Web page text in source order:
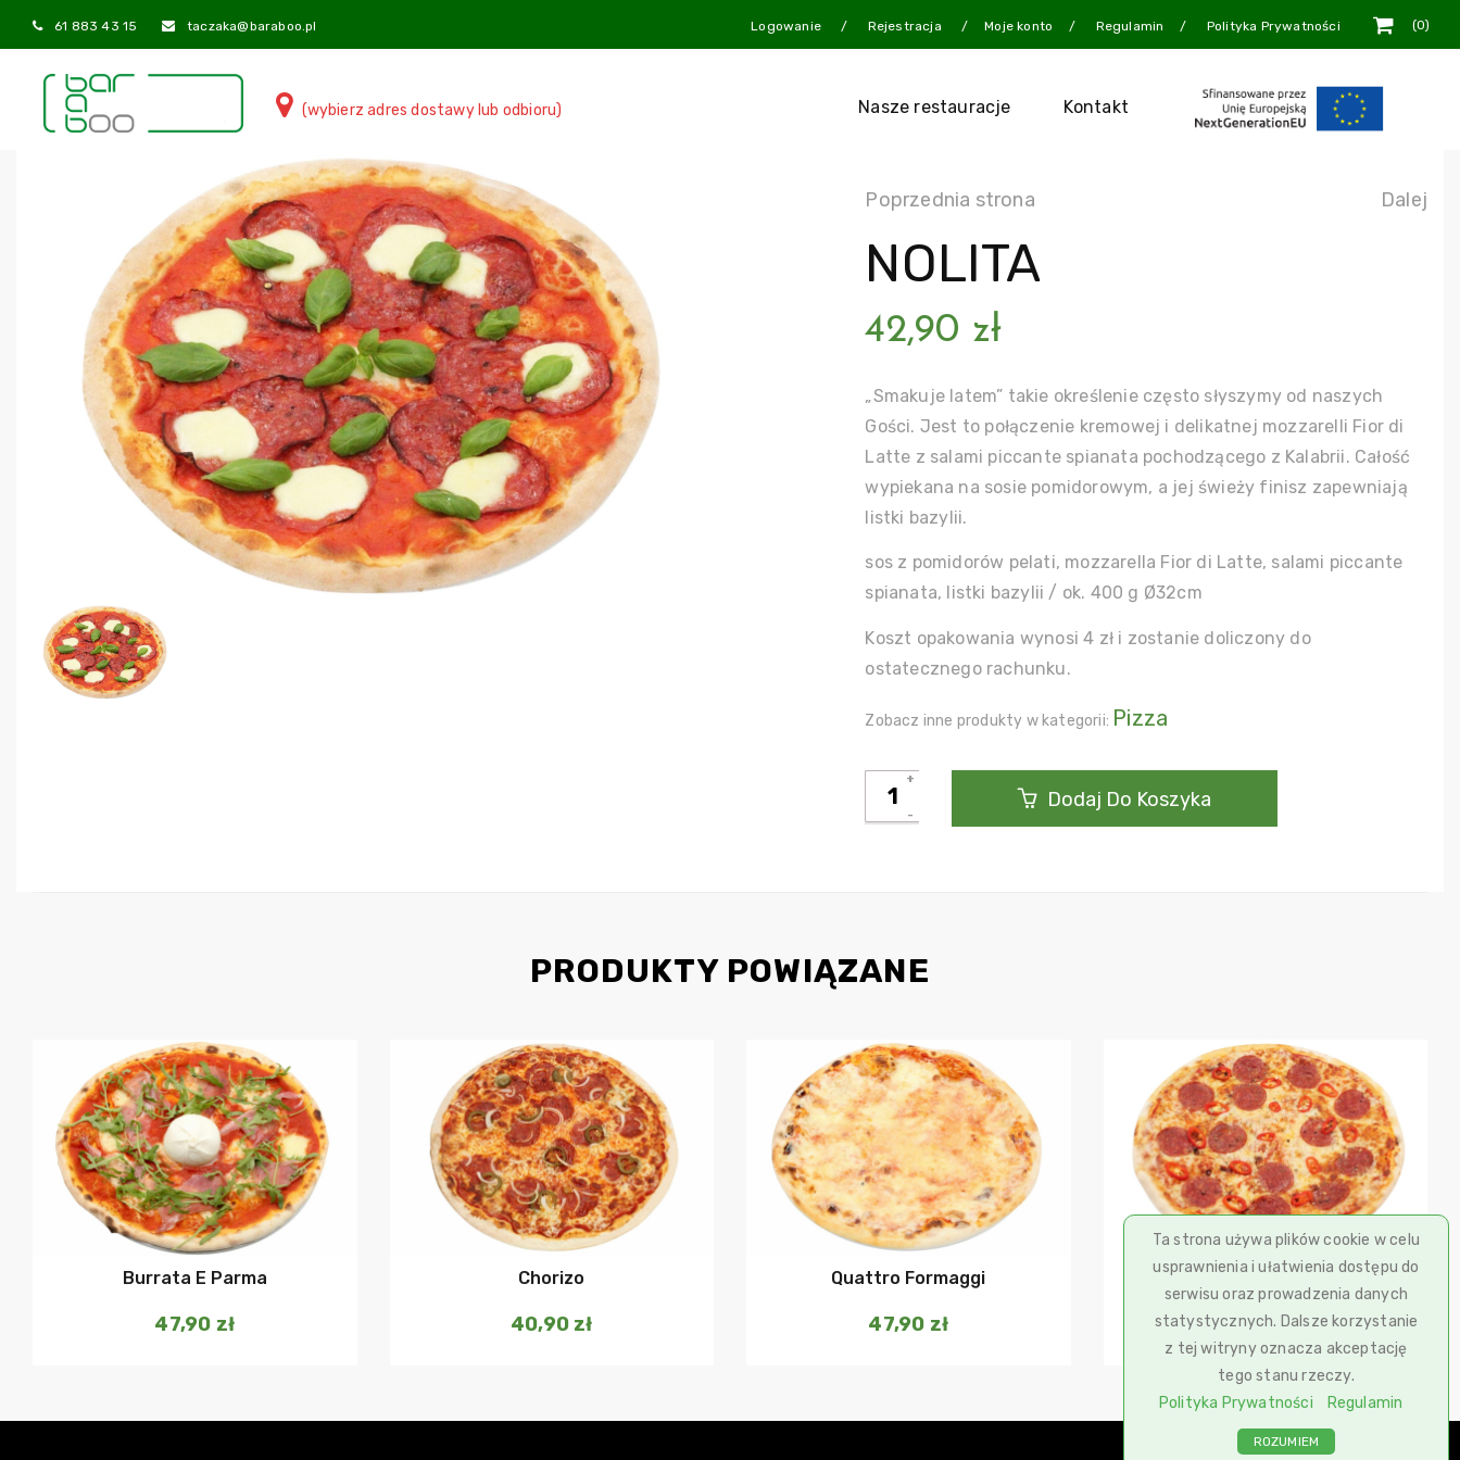
Ta strona używa plików cookie w celu
usprawnienia i ułatwienia dostępu do
serwisu oraz prowadzenia danych
statystycznych. Dalsze korzystanie
z tej witryny oznacza akceptację
tego stanu rzeczy.
Polityka Prywatności
Regulamin
ROZUMIEM
61 883 43 15 taczaka@baraboo.pl 0
Moje konto Regulamin Polityka Prywatności
Logowanie Rejestracja
(wybierz adres dostawy lub odbioru) Nasze restauracje Kontakt
Poprzednia strona Dalej
NOLITA
42,90 zł
„Smakuje latem” takie określenie często słyszymy od naszych
Gości. Jest to połączenie kremowej i delikatnej mozzarelli Fior di
Latte z salami piccante spianata pochodzącego z Kalabrii. Całość
wypiekana na sosie pomidorowym, a jej świeży finisz zapewniają
listki bazylii.
sos z pomidorów pelati, mozzarella Fior di Latte, salami piccante
spianata, listki bazylii / ok. 400 g Ø32cm
Koszt opakowania wynosi 4 zł i zostanie doliczony do
ostatecznego rachunku.
Zobacz inne produkty w kategorii: Pizza
ilość
Nolita
Dodaj Do Koszyka
PRODUKTY POWIĄZANE
Dodaj do koszyka
Burrata E Parma
47,90 zł
Dodaj do koszyka
Chorizo
40,90 zł
Dodaj do koszyka
Quattro Formaggi
47,90 zł
Dodaj do koszyka
Peperoni
31,90zł